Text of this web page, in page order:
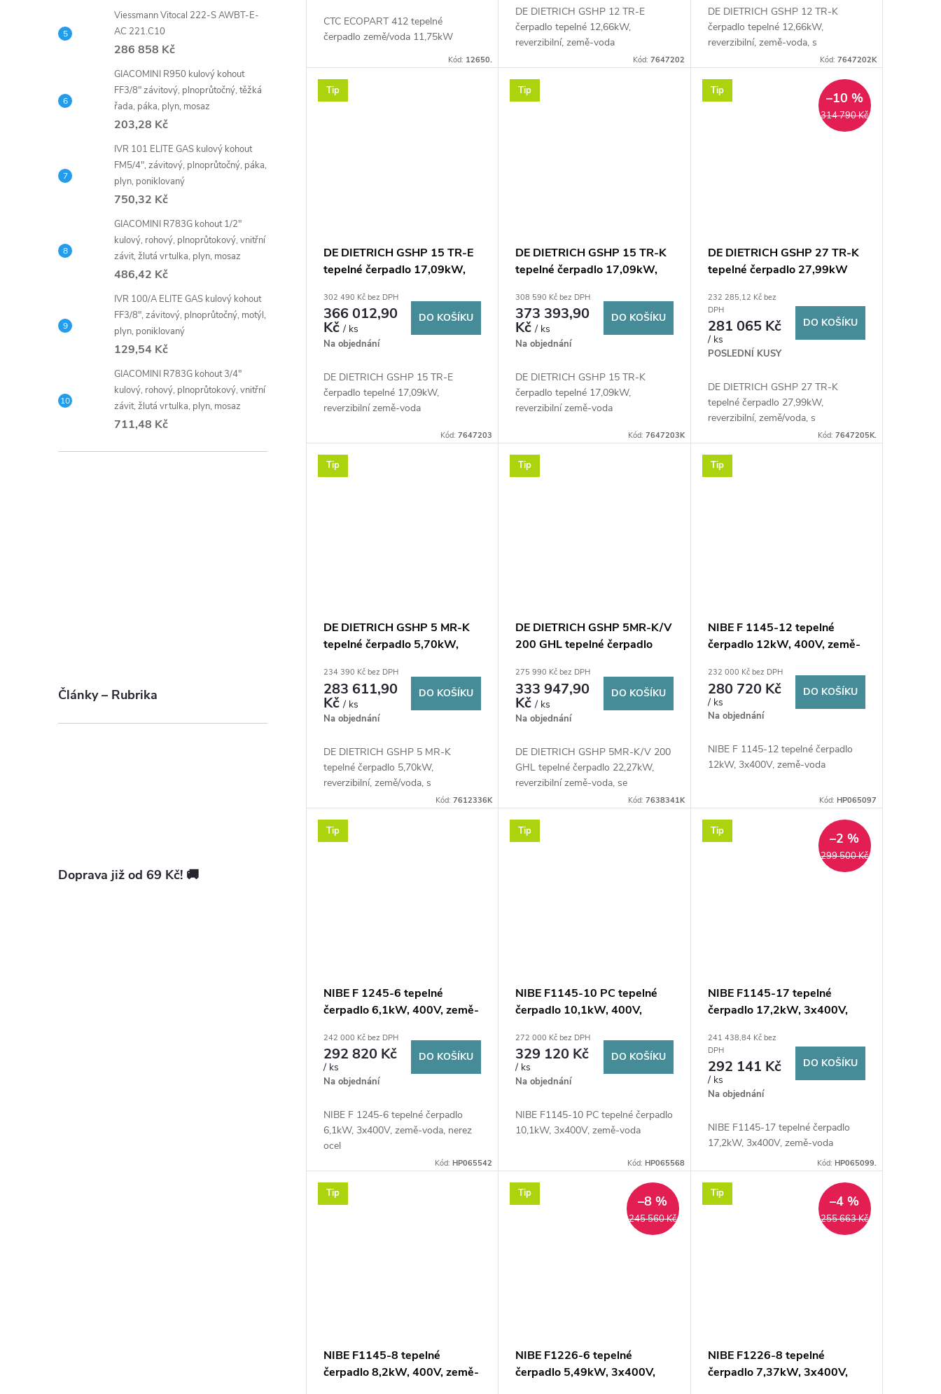
Viessmann Vitocal 222-S AWBT-E-
AC 221.C10
286 858 Kč
GIACOMINI R950 kulový kohout
FF3/8" závitový, plnoprůtočný, těžká
řada, páka, plyn, mosaz
203,28 Kč
IVR 101 ELITE GAS kulový kohout
FM5/4", závitový, plnoprůtočný, páka,
plyn, poniklovaný
750,32 Kč
GIACOMINI R783G kohout 1/2"
kulový, rohový, plnoprůtokový, vnitřní
závit, žlutá vrtulka, plyn, mosaz
486,42 Kč
IVR 100/A ELITE GAS kulový kohout
FF3/8", závitový, plnoprůtočný, motýl,
plyn, poniklovaný
129,54 Kč
GIACOMINI R783G kohout 3/4"
kulový, rohový, plnoprůtokový, vnitřní
závit, žlutá vrtulka, plyn, mosaz
711,48 Kč
Články – Rubrika
Doprava již od 69 Kč! 🚚
ů
k
CTC ECOPART 412 tepelné
čerpadlo země/voda 11,75kW
Kód: 12650.
DE DIETRICH GSHP 12 TR-E
čerpadlo tepelné 12,66kW,
reverzibilní, země-voda
Kód: 7647202
DE DIETRICH GSHP 12 TR-K
čerpadlo tepelné 12,66kW,
reverzibilní, země-voda, s
Kód: 7647202K
Tip
DE DIETRICH GSHP 15 TR-E
tepelné čerpadlo 17,09kW,
302 490 Kč bez DPH
366 012,90
Kč/ ks
Na objednání
DO KOŠÍKU
DE DIETRICH GSHP 15 TR-E
čerpadlo tepelné 17,09kW,
reverzibilní země-voda
Kód:7647203
Tip
DE DIETRICH GSHP 15 TR-K
tepelné čerpadlo 17,09kW,
zásobníkem
308 590 Kč bez DPH
373 393,90
Kč/ ks
Na objednání
DO KOŠÍKU
DE DIETRICH GSHP 15 TR-K
čerpadlo tepelné 17,09kW,
reverzibilní země-voda
Kód: 7647203K
Tip
314 790 Kč
–10 %
DE DIETRICH GSHP 27 TR-K
tepelné čerpadlo 27,99kW
232 285,12 Kč bez
DPH
281 065 Kč
/ ks
POSLEDNÍ KUSY
DO KOŠÍKU
DE DIETRICH GSHP 27 TR-K
tepelné čerpadlo 27,99kW,
reverzibilní, země/voda, s
Kód: 7647205K.
Tip
DE DIETRICH GSHP 5 MR-K
tepelné čerpadlo 5,70kW,
elektrokotlem
234 390 Kč bez DPH
283 611,90
Kč/ ks
Na objednání
DO KOŠÍKU
DE DIETRICH GSHP 5 MR-K
tepelné čerpadlo 5,70kW,
reverzibilní, země/voda, s
Kód:7612336K
Tip
DE DIETRICH GSHP 5MR-K/V
200 GHL tepelné čerpadlo
zásobníkem
275 990 Kč bez DPH
333 947,90
Kč/ ks
Na objednání
DO KOŠÍKU
DE DIETRICH GSHP 5MR-K/V 200
GHL tepelné čerpadlo 22,27kW,
reverzibilní země-voda, se
Kód: 7638341K
Tip
NIBE F 1145-12 tepelné
čerpadlo 12kW, 400V, země-
232 000 Kč bez DPH
280 720 Kč
/ ks
Na objednání
DO KOŠÍKU
NIBE F 1145-12 tepelné čerpadlo
12kW, 3x400V, země-voda
Kód: HP065097
Tip
NIBE F 1245-6 tepelné
čerpadlo 6,1kW, 400V, země-
242 000 Kč bez DPH
292 820 Kč
/ ks
Na objednání
DO KOŠÍKU
NIBE F 1245-6 tepelné čerpadlo
6,1kW, 3x400V, země-voda, nerez
ocel
Kód:HP065542
Tip
NIBE F1145-10 PC tepelné
čerpadlo 10,1kW, 400V,
272 000 Kč bez DPH
329 120 Kč
/ ks
Na objednání
DO KOŠÍKU
NIBE F1145-10 PC tepelné čerpadlo
10,1kW, 3x400V, země-voda
Kód: HP065568
Tip
299 500 Kč
–2 %
NIBE F1145-17 tepelné
čerpadlo 17,2kW, 3x400V,
241 438,84 Kč bez
DPH
292 141 Kč
/ ks
Na objednání
DO KOŠÍKU
NIBE F1145-17 tepelné čerpadlo
17,2kW, 3x400V, země-voda
Kód: HP065099.
Tip
NIBE F1145-8 tepelné
čerpadlo 8,2kW, 400V, země-
Tip
245 560 Kč
–8 %
NIBE F1226-6 tepelné
čerpadlo 5,49kW, 3x400V,
Tip
255 663 Kč
–4 %
NIBE F1226-8 tepelné
čerpadlo 7,37kW, 3x400V,